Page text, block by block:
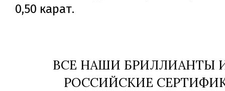
0,50 карат.
ВСЕ НАШИ БРИЛЛИАНТЫ
РОССИЙСКИЕ